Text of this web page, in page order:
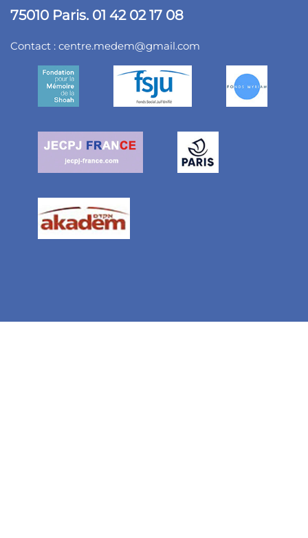
75010 Paris. 01 42 02 17 08
Contact : centre.medem@gmail.com